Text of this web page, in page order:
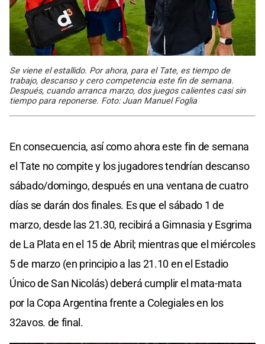
Se viene el estallido. Por ahora, para el Tate, es tiempo de
trabajo, descanso y cero competencia este fin de semana.
Después, cuando arranca marzo, dos juegos calientes casi sin
tiempo para reponerse. Foto: Juan Manuel Foglia
En consecuencia, así como ahora este fin de semana
el Tate no compite y los jugadores tendrían descanso
sábado/domingo, después en una ventana de cuatro
días se darán dos finales. Es que el sábado 1 de
marzo, desde las 21.30, recibirá a Gimnasia y Esgrima
de La Plata en el 15 de Abril; mientras que el miércoles
5 de marzo (en principio a las 21.10 en el Estadio
Único de San Nicolás) deberá cumplir el mata-mata
por la Copa Argentina frente a Colegiales en los
32avos. de final.